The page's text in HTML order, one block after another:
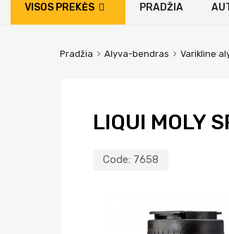
VISOS PREKĖS PRADŽIA
Pradžia Alyva-bendras Varikline
LIQUI MOLY
Code: 7658